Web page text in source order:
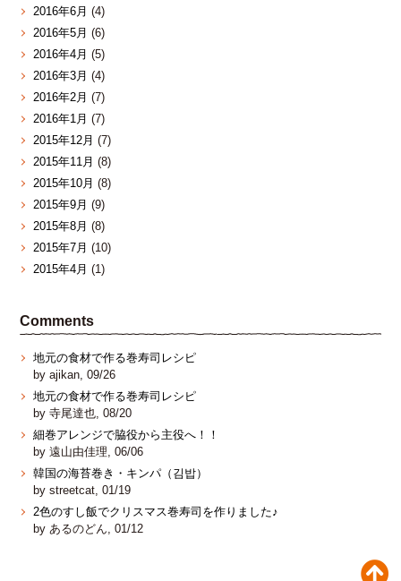
2016年6月 (4)
2016年5月 (6)
2016年4月 (5)
2016年3月 (4)
2016年2月 (7)
2016年1月 (7)
2015年12月 (7)
2015年11月 (8)
2015年10月 (8)
2015年9月 (9)
2015年8月 (8)
2015年7月 (10)
2015年4月 (1)
Comments
地元の食材で作る巻寿司レシピ
by ajikan, 09/26
地元の食材で作る巻寿司レシピ
by 寺尾達也, 08/20
細巻アレンジで脇役から主役へ！！
by 遠山由佳理, 06/06
韓国の海苔巻き・キンパ（김밥）
by streetcat, 01/19
2色のすし飯でクリスマス巻寿司を作りました♪
by あるのどん, 01/12